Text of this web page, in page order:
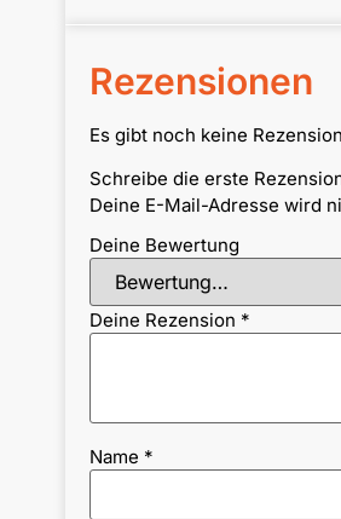
Rezensionen
Es gibt noch keine
Schreibe die erste
Deine E-Mail-Adresse wird
Deine Bewertung
Deine Rezension *
Name *